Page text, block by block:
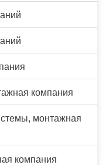
компания
монтажная
компания